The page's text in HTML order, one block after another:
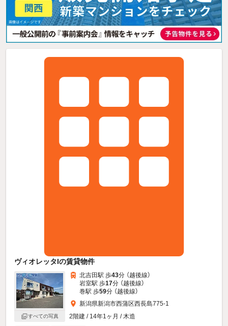
ヴィオレッタIの賃貸物件
すべての写真
北吉田駅 歩43分 （越後線）
岩室駅 歩17分 （越後線）
巻駅 歩59分 （越後線）
新潟県新潟市西蒲区西長島775-1
2階建 / 14年1ヶ月 / 木造